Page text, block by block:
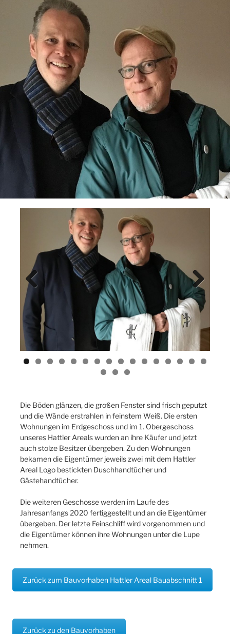
Previ
Next
Die Böden glänzen, die großen Fenster sind frisch geputzt
und die Wände erstrahlen in feinstem Weiß. Die ersten
Wohnungen im Erdgeschoss und im 1. Obergeschoss
unseres Hattler Areals wurden an ihre Käufer und jetzt
auch stolze Besitzer übergeben. Zu den Wohnungen
bekamen die Eigentümer jeweils zwei mit dem Hattler
Areal Logo bestickten Duschhandtücher und
Gästehandtücher.
Die weiteren Geschosse werden im Laufe des
Jahresanfangs 2020 fertiggestellt und an die Eigentümer
übergeben. Der letzte Feinschliff wird vorgenommen und
die Eigentümer können ihre Wohnungen unter die Lupe
nehmen.
Zurück zum Bauvorhaben Hattler Areal Bauabschnitt 1
Zurück zu den Bauvorhaben